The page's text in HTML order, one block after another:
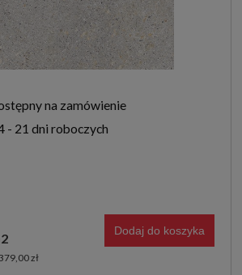
na zamówienie
- 21 dni roboczych
zł
Dodaj do koszyka